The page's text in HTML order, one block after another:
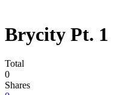
Brycity Pt. 1
Total
0
Shares